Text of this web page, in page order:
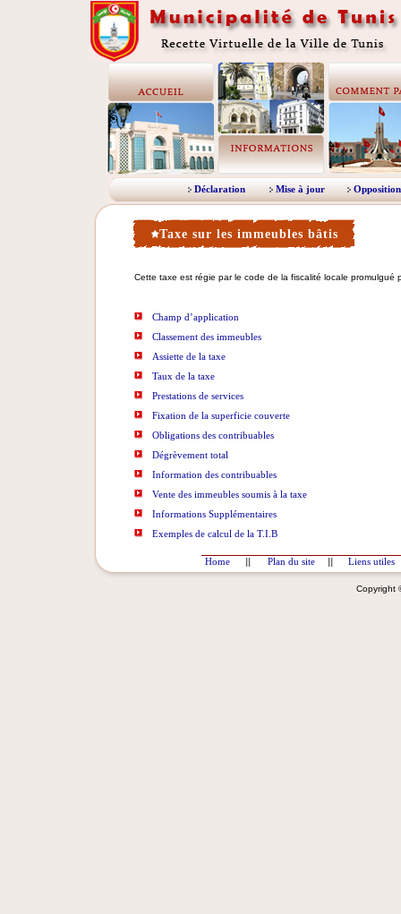
Déclaration Mise à jour Opposition
Taxe sur les immeubles bâtis
Cette taxe est régie par le code de la fiscalité locale promulgué
Champ d’application
Classement des immeubles
Assiette de la taxe
Taux de la taxe
Prestations de services
Fixation de la superficie couverte
Obligations des contribuables
Dégrèvement total
Information des contribuables
Vente des immeubles soumis à la taxe
Informations Supplémentaires
Exemples de calcul de la T.I.B
Home || Plan du site || Liens utiles
Copyright